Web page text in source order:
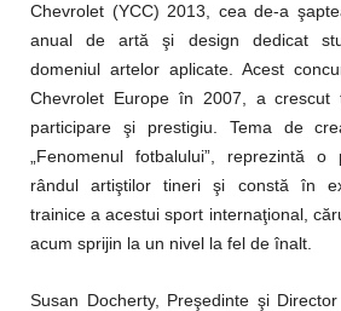
Chevrolet (YCC) 2013, cea de-a
anual de artă şi design dedicat
domeniul artelor aplicate.
Acest
Chevrolet Europe în 2007, a
participare şi prestigiu. Tema de
„Fenomenul fotbalului”, reprezintă
rândul artiştilor tineri şi constă în
trainice a acestui sport internaţional,
acum sprijin la un nivel la fel de înalt.
Susan Docherty, Preşedinte şi